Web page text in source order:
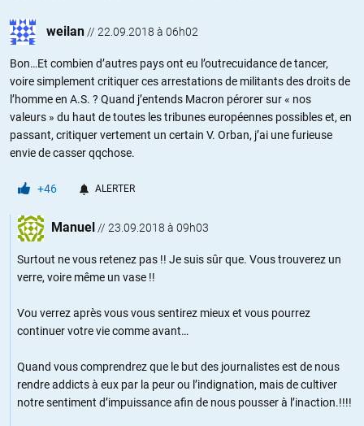
weilan // 22.09.2018 à 06h02
Bon…Et combien d’autres pays ont eu l’outrecuidance de tancer,
voire simplement critiquer ces arrestations de militants des droits de
l’homme en A.S. ? Quand j’entends Macron pérorer sur « nos
valeurs » du haut de toutes les tribunes européennes possibles et, en
passant, critiquer vertement un certain V. Orban, j’ai une furieuse
envie de casser qqchose.
+46 ALERTER
Manuel // 23.09.2018 à 09h03
Surtout ne vous retenez pas !! Je suis sûr que. Vous trouverez un
verre, voire même un vase !!
Vou verrez après vous vous sentirez mieux et vous pourrez
continuer votre vie comme avant…
Quand vous comprendrez que le but des journalistes est de nous
rendre addicts à eux par la peur ou l’indignation, mais de cultiver
notre sentiment d’impuissance afin de nous pousser à l’inaction.!!!!